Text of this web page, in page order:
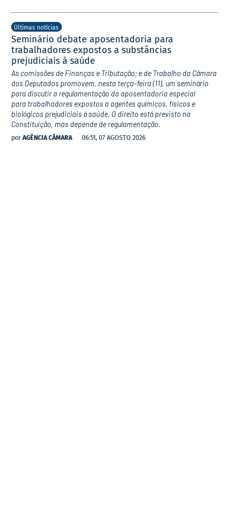
Últimas notícias
Seminário debate aposentadoria para
trabalhadores expostos a substâncias
prejudiciais à saúde
As comissões de Finanças e Tributação; e de Trabalho da Câmara
dos Deputados promovem, nesta terça-feira (11), um seminário
para discutir a regulamentação da aposentadoria especial
para trabalhadores expostos a agentes químicos, físicos e
biológicos prejudiciais à saúde. O direito está previsto na
Constituição, mas depende de regulamentação.
por AGÊNCIA CÂMARA 06:51, 07 AGOSTO 2026